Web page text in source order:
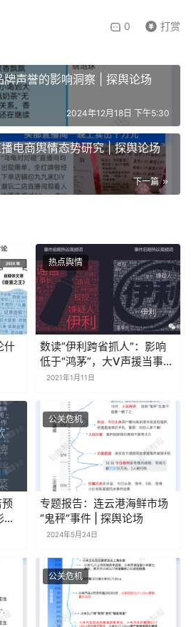
0 打赏
牌声誉的影响洞察 | 探舆论场
2024年12月18日 下午5:30
电商舆情态势研究 | 探舆论场
下一篇
什
热点舆情
数读“伊利跨省抓人”：影响
低于“鸿茅”，大V声援当事人
推动传播
2021年1月11日
预
公关危机
专题报告：连云港海鲜市场
“鬼秤”事件 | 探舆论场
2024年5月24日
公关危机